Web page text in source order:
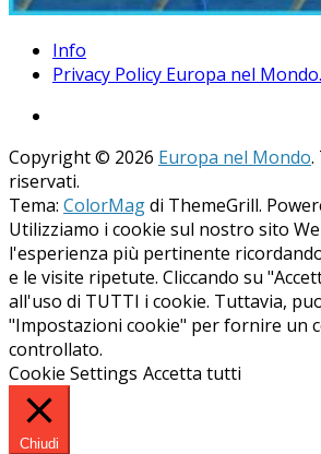
Info
Privacy Policy Europa nel
Copyright © 2026 Europa nel Mondo.
riservati.
Tema: ColorMagdi ThemeGrill.
Utilizziamo i cookie sul nostro sito
l'esperienza più pertinente
e le visite ripetute. Cliccando su
all'uso di TUTTI i cookie. Tuttavia,
"Impostazioni cookie" per fornire un
controllato.
Cookie Settings Accetta tutti
Chiudi